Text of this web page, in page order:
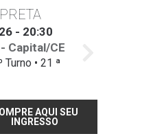
- 20:30
Capital/CE
• 21 ª
AQUI SEU
INGRESSO